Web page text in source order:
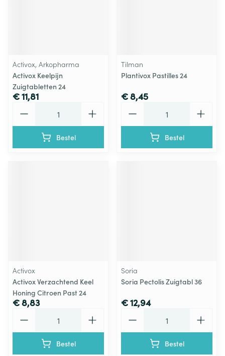
Activox, Arkopharma
Activox Keelpijn
Zuigtabletten 24
€ 11,81
Bestel
Tilman
Plantivox Pastilles 24
€ 8,45
Bestel
Activox
Activox Verzachtend Keel
Honing Citroen Past 24
€ 8,83
Bestel
Soria
Soria Pectolis Zuigtabl 36
€ 12,94
Bestel